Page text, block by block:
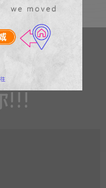
!!!